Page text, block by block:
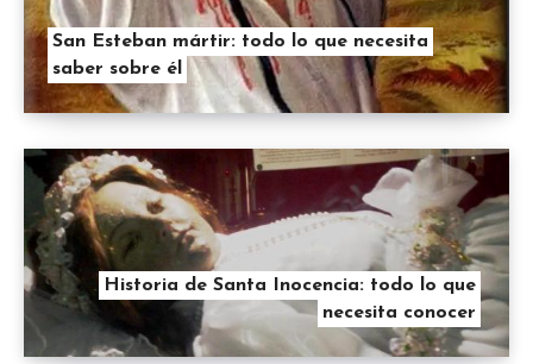
San Esteban mártir: todo lo que necesita
saber sobre él
Historia de Santa Inocencia: todo lo que
necesita conocer